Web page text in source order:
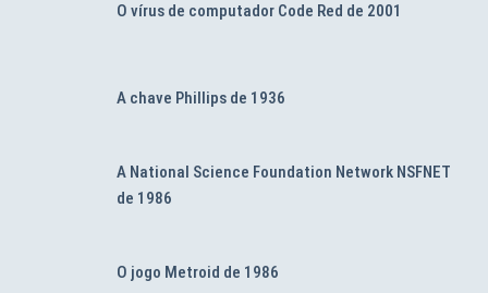
O vírus de computador Code Red de 2001
A chave Phillips de 1936
A National Science Foundation Network NSFNET
de 1986
O jogo Metroid de 1986